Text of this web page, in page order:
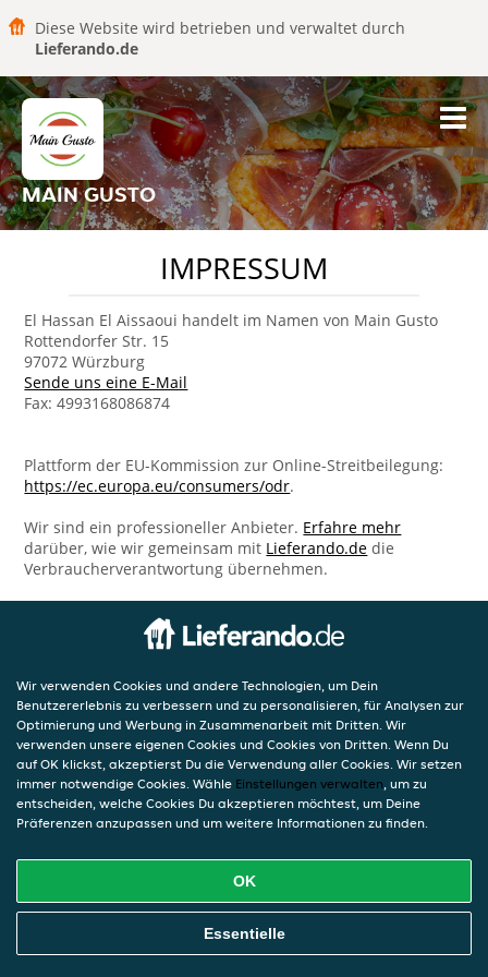
Diese Website wird betrieben und verwaltet durch
Lieferando.de
MAIN GUSTO
IMPRESSUM
El Hassan El Aissaoui handelt im Namen von Main Gusto
Rottendorfer Str. 15
97072 Würzburg
Sende uns eine E-Mail
Fax: 4993168086874
Plattform der EU-Kommission zur Online-Streitbeilegung:
https://ec.europa.eu/consumers/odr.
Wir sind ein professioneller Anbieter. Erfahre mehr
darüber, wie wir gemeinsam mit Lieferando.de die
Verbraucherverantwortung übernehmen.
Wir verwenden Cookies und andere Technologien, um Dein
Benutzererlebnis zu verbessern und zu personalisieren, für Analysen zur
Optimierung und Werbung in Zusammenarbeit mit Dritten. Wir
verwenden unsere eigenen Cookies und Cookies von Dritten. Wenn Du
auf OK klickst, akzeptierst Du die Verwendung aller Cookies. Wir setzen
immer notwendige Cookies. Wähle Einstellungen verwalten, um zu
entscheiden, welche Cookies Du akzeptieren möchtest, um Deine
Präferenzen anzupassen und um weitere Informationen zu finden.
OK
Essentielle